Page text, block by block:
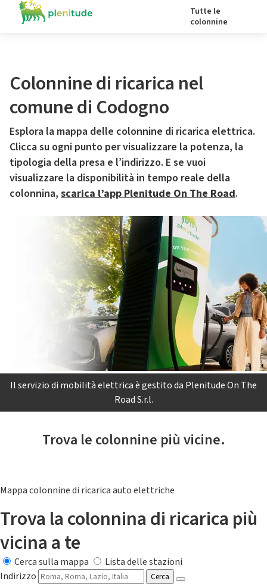
Tutte le
colonnine
Colonnine di ricarica nel
comune di Codogno
Esplora la mappa delle colonnine di ricarica elettrica.
Clicca su ogni punto per visualizzare la potenza, la
tipologia della presa e l’indirizzo. E se vuoi
visualizzare la disponibilità in tempo reale della
colonnina, scarica l’app Plenitude On The Road.
Il servizio di mobilità elettrica è gestito da Plenitude On The
Road S.r.l.
Trova le colonnine più vicine.
Mappa colonnine di ricarica auto elettriche
Trova la colonnina di ricarica più
vicina a te
Cerca sulla mappa
Lista delle stazioni
Indirizzo
Cerca